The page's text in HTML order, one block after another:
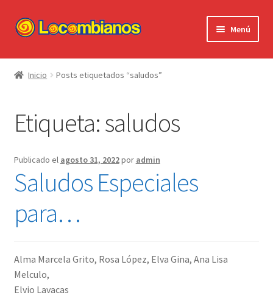
Ir
a
navegación
Ir
al
Menú
Locombianos
El Chuzo
Camisetas
Stickers
Ayuda al Cliente
Inicio Posts etiquetados “saludos”
Etiqueta:saludos
Publicado el agosto 31, 2022por admin
Saludos Especiales
para…
Alma Marcela Grito, Rosa López, Elva Gina, Ana Lisa
Melculo,
Elvio Lavacas